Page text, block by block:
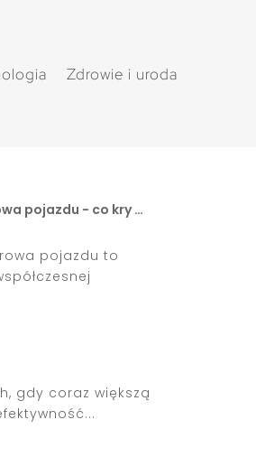
Zdrowie i uroda
pojazdu - co kry …
pojazdu to
gdy coraz większą